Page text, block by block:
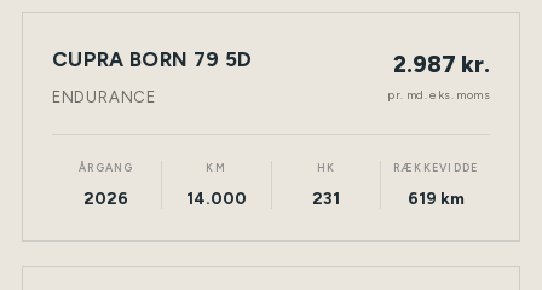
LEASING NY BIL TØNDER
CUPRA BORN 79 5D
ENDURANCE
2.987 kr.
pr. md. eks. moms
ÅRGANG
2026
KM
14.000
HK
231
RÆKKEVIDDE
619 km